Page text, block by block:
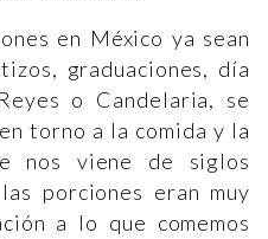
en México ya sean
graduaciones, día
o Candelaria, se
torno a la comida y la
nos viene de siglos
porciones eran muy
a lo que comemos